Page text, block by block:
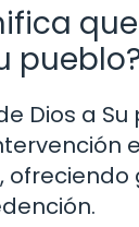
Dios a
ofreciendo